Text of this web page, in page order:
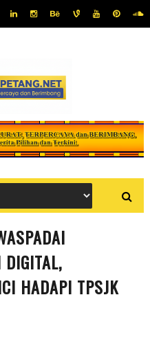
DIGITAL,
HADAPI TPSJK